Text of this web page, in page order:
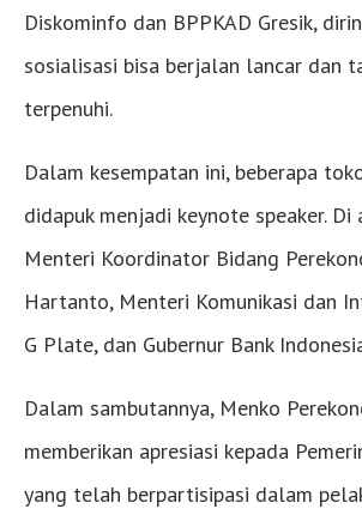
Diskominfo dan BPPKAD Gresik,
sosialisasi bisa berjalan lancar dan
terpenuhi.
Dalam kesempatan ini, beberapa
didapuk menjadi keynote speaker. Di
Menteri Koordinator Bidang
Hartanto, Menteri Komunikasi dan
G Plate, dan Gubernur Bank
Dalam sambutannya, Menko
memberikan apresiasi kepada
yang telah berpartisipasi dalam